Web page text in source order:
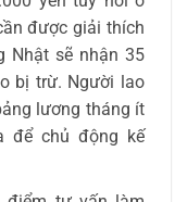
được giải thích
Nhật sẽ nhận 35
bị trừ. Người lao
lương tháng ít
để chủ động kế